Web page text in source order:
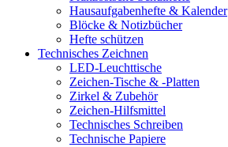
Hausaufgabenhefte & Kalender
Blöcke & Notizbücher
Hefte schützen
Technisches Zeichnen
LED-Leuchttische
Zeichen-Tische & -Platten
Zirkel & Zubehör
Zeichen-Hilfsmittel
Technisches Schreiben
Technische Papiere